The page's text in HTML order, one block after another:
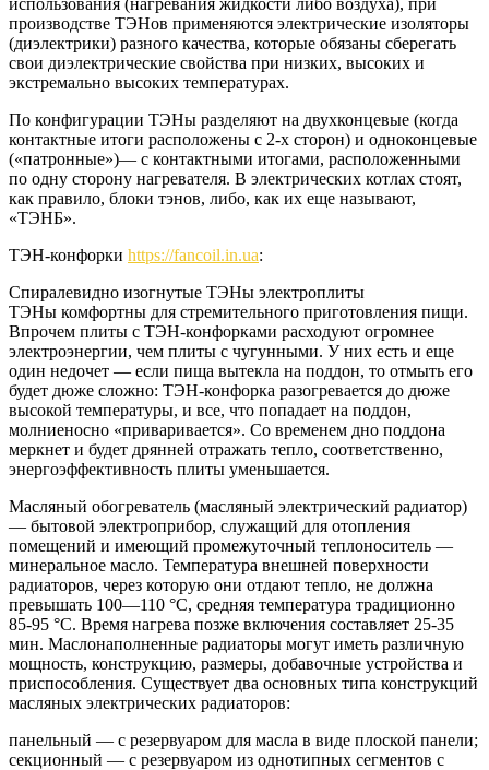
производстве ТЭНов применяются электрические изоляторы
(диэлектрики) разного качества, которые обязаны сберегать
свои диэлектрические свойства при низких, высоких и
экстремально высоких температурах.
По конфигурации ТЭНы разделяют на двухконцевые (когда
контактные итоги расположены с 2-х сторон) и одноконцевые
(«патронные»)— с контактными итогами, расположенными
по одну сторону нагревателя. В электрических котлах стоят,
как правило, блоки тэнов, либо, как их еще называют,
«ТЭНБ».
ТЭН-конфорки https://fancoil.in.ua:
Спиралевидно изогнутые ТЭНы электроплиты
ТЭНы комфортны для стремительного приготовления пищи.
Впрочем плиты с ТЭН-конфорками расходуют огромнее
электроэнергии, чем плиты с чугунными. У них есть и еще
один недочет — если пища вытекла на поддон, то отмыть его
будет дюже сложно: ТЭН-конфорка разогревается до дюже
высокой температуры, и все, что попадает на поддон,
молниеносно «приваривается». Со временем дно поддона
меркнет и будет дрянней отражать тепло, соответственно,
энергоэффективность плиты уменьшается.
Масляный обогреватель (масляный электрический радиатор)
— бытовой электроприбор, служащий для отопления
помещений и имеющий промежуточный теплоноситель —
минеральное масло. Температура внешней поверхности
радиаторов, через которую они отдают тепло, не должна
превышать 100—110 °C, средняя температура традиционно
85-95 °C. Время нагрева позже включения составляет 25-35
мин. Маслонаполненные радиаторы могут иметь различную
мощность, конструкцию, размеры, добавочные устройства и
приспособления. Существует два основных типа конструкций
масляных электрических радиаторов:
панельный — с резервуаром для масла в виде плоской панели;
секционный — с резервуаром из однотипных сегментов с